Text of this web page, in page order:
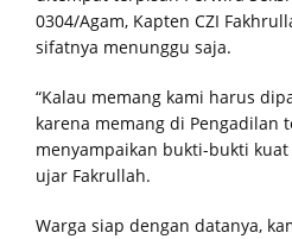
0304/Agam, Kapten CZI
sifatnya menunggu saja.
“Kalau memang kami harus
karena memang di Pengadilan
menyampaikan bukti-bukti kuat
ujar Fakrullah.
Warga siap dengan datanya,